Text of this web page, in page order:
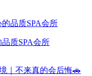
质SPA会所